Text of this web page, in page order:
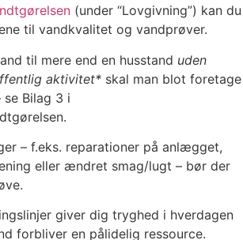
(under “Lovgivning”) kan du
til vandkvalitet og vandprøver.
til mere end en husstand uden
aktivitet* skal man blot foretage
se Bilag 3 i
– f.eks. reparationer på anlægget,
eller ændret smag/lugt – bør der
giver dig tryghed i hverdagen
forbliver en pålidelig ressource.